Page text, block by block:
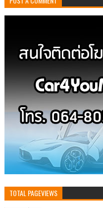
TOTAL PAGEVIEWS